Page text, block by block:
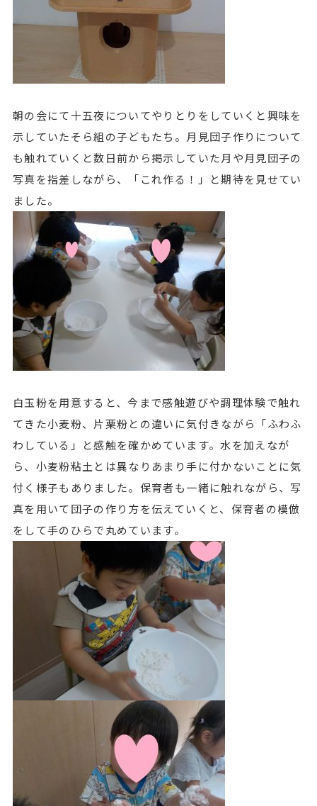
朝の会にて十五夜についてやりとりをしていくと興味を
示していたそら組の子どもたち。月見団子作りについて
も触れていくと数日前から掲示していた月や月見団子の
写真を指差しながら、「これ作る！」と期待を見せてい
ました。
白玉粉を用意すると、今まで感触遊びや調理体験で触れ
てきた小麦粉、片栗粉との違いに気付きながら「ふわふ
わしている」と感触を確かめています。水を加えなが
ら、小麦粉粘土とは異なりあまり手に付かないことに気
付く様子もありました。保育者も一緒に触れながら、写
真を用いて団子の作り方を伝えていくと、保育者の模倣
をして手のひらで丸めています。